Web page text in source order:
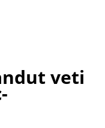
veti